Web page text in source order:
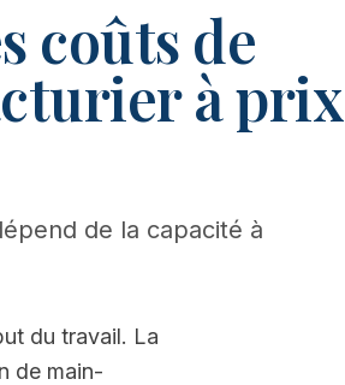
coûts de
à prix
de la capacité à
du travail. La
de main-